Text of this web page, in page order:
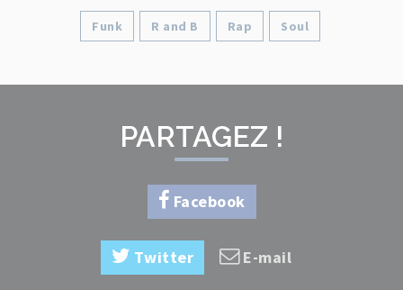
Funk R and B Rap Soul
PARTAGEZ !
Facebook
Twitter E-mail